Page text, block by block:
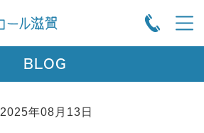
BLOG
2025年08月13日